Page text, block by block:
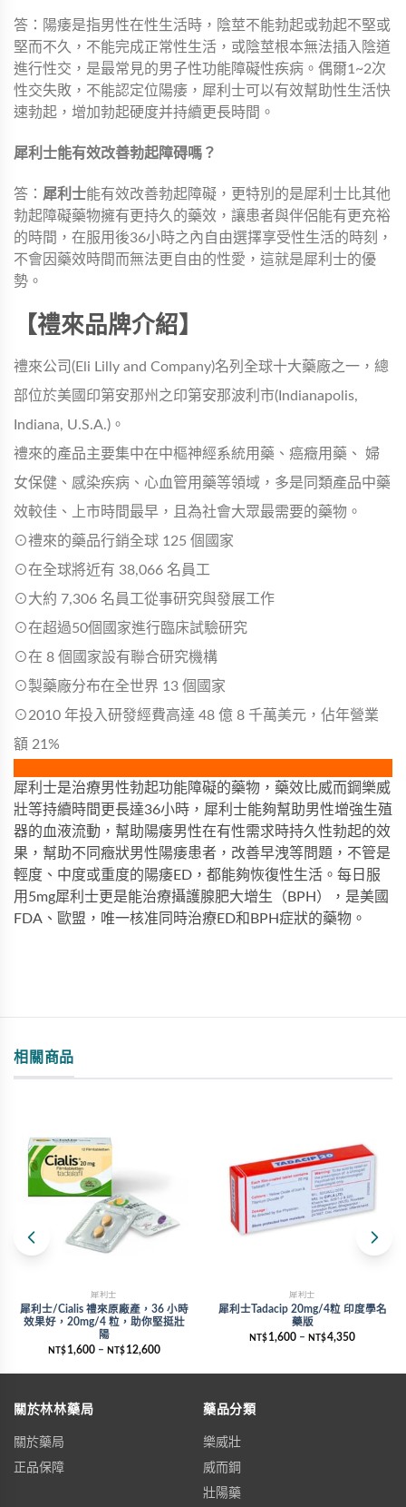
答：陽痿是指男性在性生活時，陰莖不能勃起或勃起不堅或
堅而不久，不能完成正常性生活，或陰莖根本無法插入陰道
進行性交，是最常見的男子性功能障礙性疾病。偶爾1~2次
性交失敗，不能認定位陽痿，犀利士可以有效幫助性生活快
速勃起，增加勃起硬度并持續更長時間。
犀利士能有效改善勃起障碍嗎？
答： 犀利士能有效改善勃起障礙，更特別的是犀利士比其他
勃起障礙藥物擁有更持久的藥效，讓患者與伴侶能有更充裕
的時間，在服用後36小時之內自由選擇享受性生活的時刻，
不會因藥效時間而無法更自由的性愛，這就是犀利士的優
勢。
【禮來品牌介紹】
禮來公司(Eli Lilly and Company)名列全球十大藥廠之一，總
部位於美國印第安那州之印第安那波利市(Indianapolis,
Indiana, U.S.A.)。
禮來的產品主要集中在中樞神經系統用藥、癌癥用藥、 婦
女保健、感染疾病、心血管用藥等領域，多是同類產品中藥
效較佳、上市時間最早，且為社會大眾最需要的藥物。
⊙禮來的藥品行銷全球 125 個國家
⊙在全球將近有 38,066 名員工
⊙大約 7,306 名員工從事研究與發展工作
⊙在超過50個國家進行臨床試驗研究
⊙在 8 個國家設有聯合研究機構
⊙製藥廠分布在全世界 13 個國家
⊙2010 年投入研發經費高達 48 億 8 千萬美元，佔年營業
額 21%
犀利士是治療男性勃起功能障礙的藥物，藥效比威而鋼樂威
壯等持續時間更長達36小時，犀利士能夠幫助男性增強生殖
器的血液流動，幫助陽痿男性在有性需求時持久性勃起的效
果，幫助不同癥狀男性陽痿患者，改善早洩等問題，不管是
輕度、中度或重度的陽痿ED，都能夠恢復性生活。每日服
用5mg犀利士更是能治療攝護腺肥大增生（BPH），是美國
FDA、歐盟，唯一核准同時治療ED和BPH症狀的藥物。
相關商品
犀利士
犀利士/Cialis 禮來原廠產，36 小時
效果好，20mg/4 粒，助你堅挺壯
陽
NT$ 1,600– NT$ 12,600
犀利士
犀利士Tadacip 20mg/4粒 印度學名
藥版
NT$ 1,600 – NT$4,350
關於林林藥局
關於藥局
正品保障
藥品分類
樂威壯
威而鋼
壯陽藥